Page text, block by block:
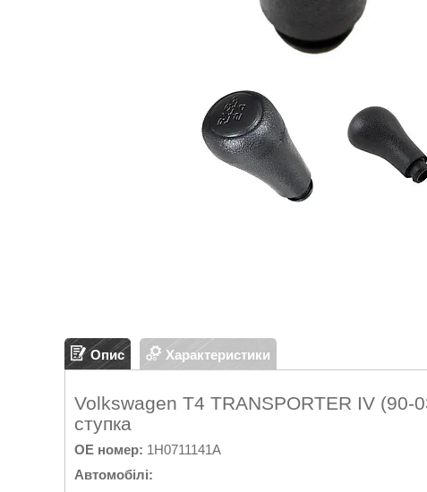
Опис Характеристики
Volkswagen T4 TRANSPORTER IV
ступка
OE номер: 1H0711141A
Автомобілі: